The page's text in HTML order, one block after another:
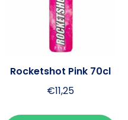
Rocketshot Pink 70cl
€11,25